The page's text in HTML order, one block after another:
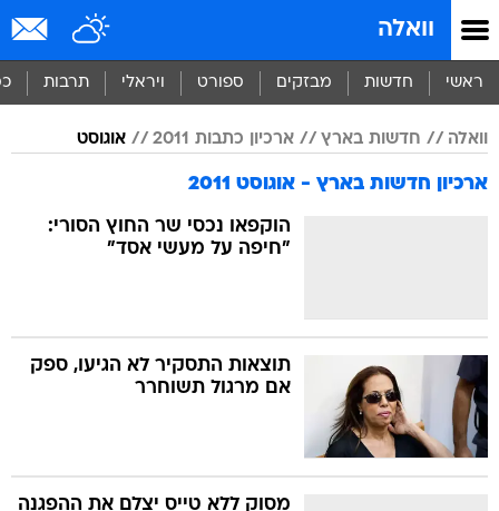
וואלה
ראשי חדשות מבזקים ספורט ויראלי תרבות
וואלה חדשות בארץ ארכיון כתבות 2011 אוגוסט
ארכיון חדשות בארץ - אוגוסט 2011
הוקפאו נכסי שר החוץ הסורי:
"חיפה על מעשי אסד"
תוצאות התסקיר לא הגיעו, ספק
אם מרגול תשוחרר
מסוק ללא טייס יצלם את ההפגנה